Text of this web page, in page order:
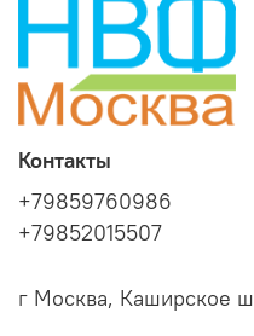
Контакты
+79859760986
+79852015507
г Москва, Каширское